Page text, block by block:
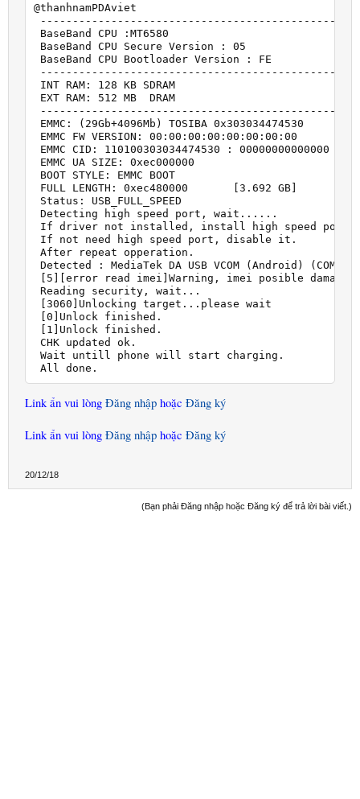
@thanhnamPDAviet
BaseBand CPU :MT6580
BaseBand CPU Secure Version : 05
BaseBand CPU Bootloader Version : FE
INT RAM: 128 KB SDRAM
EXT RAM: 512 MB  DRAM
EMMC: (29Gb+4096Mb) TOSIBA 0x303034474530
EMMC FW VERSION: 00:00:00:00:00:00:00:00
EMMC CID: 110100303034474530 : 00000000000000
EMMC UA SIZE: 0xec000000
BOOT STYLE: EMMC BOOT
FULL LENGTH: 0xec480000       [3.692 GB]
Status: USB_FULL_SPEED
Detecting high speed port, wait......
If driver not installed, install high speed port
If not need high speed port, disable it.
After repeat opperation.
Detected : MediaTek DA USB VCOM (Android) (COM22)
[5][error read imei]Warning, imei posible
Reading security, wait...
[3060]Unlocking target...please wait
[0]Unlock finished.
[1]Unlock finished.
CHK updated ok.
Wait untill phone will start charging.
All done.
Link ẩn vui lòng Đăng nhập hoặc Đăng ký
Link ẩn vui lòng Đăng nhập hoặc Đăng ký
20/12/18
(Bạn phải Đăng nhập hoặc Đăng ký để trả lời bài viết.)